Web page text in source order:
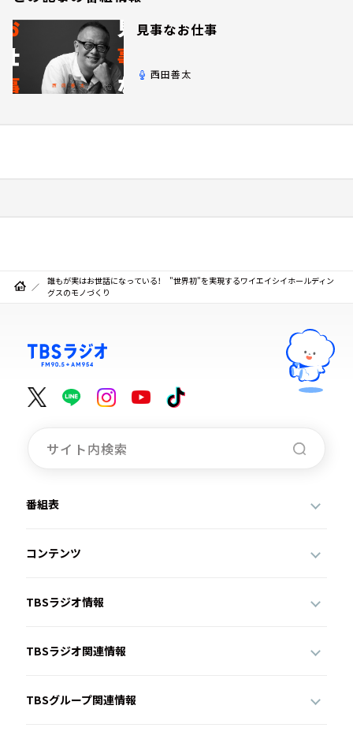
見事なお仕事
西田善太
誰もが実はお世話になっている！ "世界初"を実現するワイエイシイホールディン
グスのモノづくり
番組表
コンテンツ
TBSラジオ情報
TBSラジオ関連情報
TBSグループ関連情報